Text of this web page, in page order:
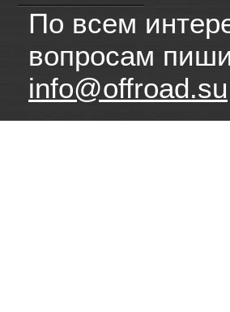
По всем
вопросам
info@offroad.su